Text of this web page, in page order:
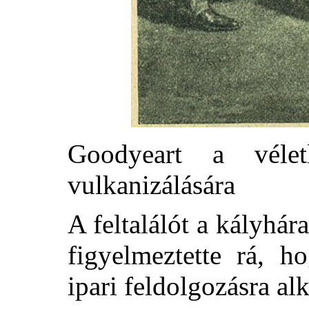
Goodyeart a
vulkanizálására
A feltalálót a
figyelmeztette rá,
ipari feldolgozásra